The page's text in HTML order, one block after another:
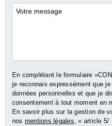
Commentaires
En complétant le formulaire
je reconnais expressément que
données personnelles et que je
consentement à tout moment en
En savoir plus sur la gestion de
nos mentions légales, « article 5/